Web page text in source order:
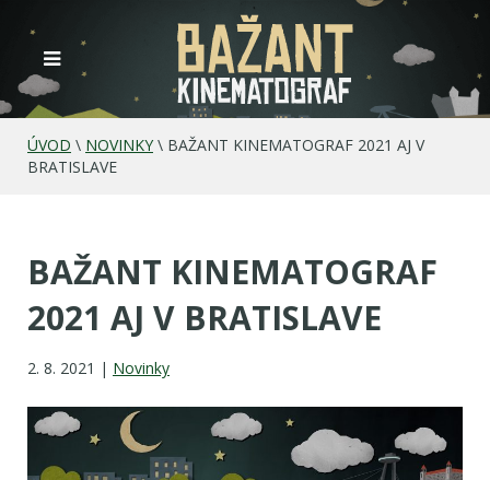
ÚVOD \ NOVINKY \ BAŽANT KINEMATOGRAF 2021 AJ V
BRATISLAVE
BAŽANT KINEMATOGRAF
2021 AJ V BRATISLAVE
2. 8. 2021 | Novinky